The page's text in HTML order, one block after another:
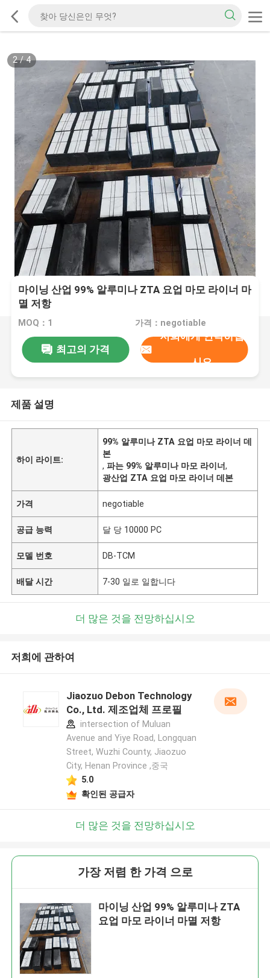
2/4
마이닝 산업 99% 알루미나 ZTA 요업 마모 라이너 마
멸 저항
MOQ：1 가격：negotiable
최고의 가격
저희에게 연락하십
시오
제품 설명
하이 라이트:
99% 알루미나 ZTA 요업 마모 라이너 데
본
,파는 99% 알루미나 마모 라이너,
광산업 ZTA 요업 마모 라이너 데본
가격 negotiable
공급 능력 달 당 10000 PC
모델 번호 DB-TCM
배달 시간 7-30 일로 일합니다
더 많은 것을 전망하십시오
저희에 관하여
Jiaozuo Debon Technology
Co., Ltd. 제조업체 프로필
intersection of Muluan
Avenue and Yiye Road, Longquan
Street, Wuzhi County, Jiaozuo
City, Henan Province ,중국
5.0
확인된 공급자
더 많은 것을 전망하십시오
가장 저렴 한 가격 으로
마이닝 산업 99% 알루미나 ZTA
요업 마모 라이너 마멸 저항